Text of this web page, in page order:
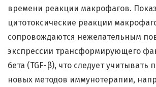
времени реакции макрофагов.
цитотоксические реакции
сопровождаются нежелательным
экспрессии трансформирующего
бета (TGF-β), что следует учитывать
новых методов иммунотерапии,